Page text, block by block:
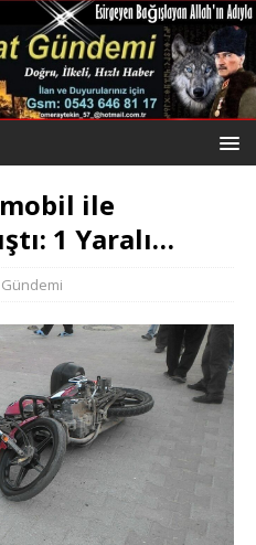
ile
1 Yaralı…